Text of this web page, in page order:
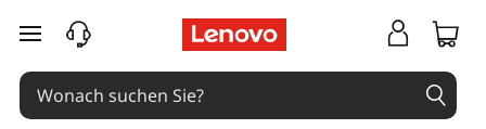
zum Hauptinhalt springen